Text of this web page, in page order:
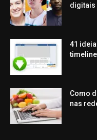
digitais
41
Como
nas